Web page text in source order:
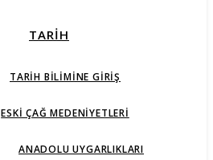
TARİH
TARIH BILIMINE GIRIŞ
ESKI ÇAĞ MEDENIYETLERI
ANADOLU UYGARLIKLARI